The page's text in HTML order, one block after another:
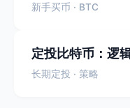
新手买币 · BTC
定投比特币：逻
长期定投 · 策略